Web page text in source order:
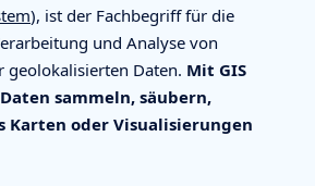
), ist der Fachbegriff für die
und Analyse von
geolokalisierten Daten. Mit GIS
sammeln, säubern,
Karten oder Visualisierungen